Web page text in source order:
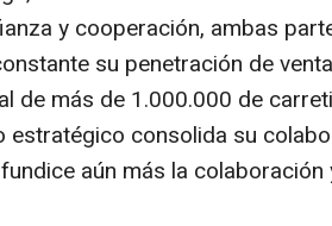
y cooperación, ambas
su penetración de
de más de 1.000.000 de
estratégico consolida su
aún más la